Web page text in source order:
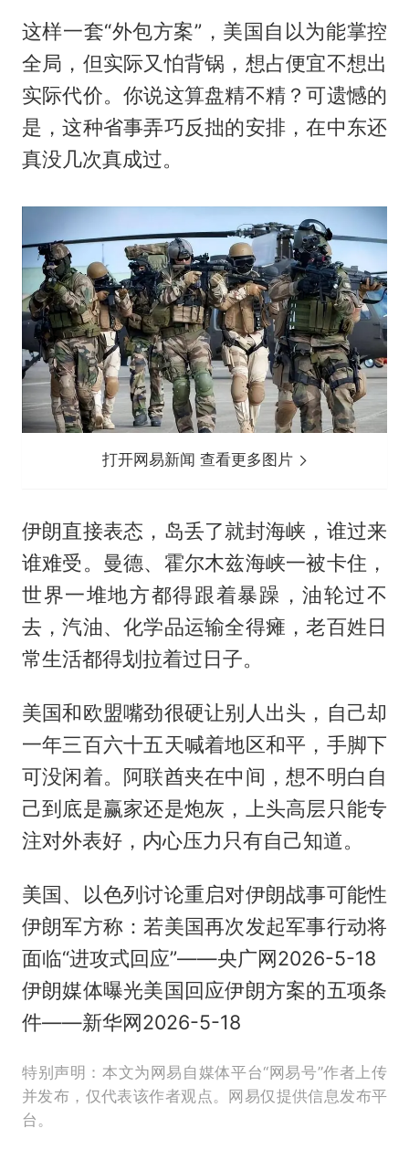
这样一套“外包方案”，美国自以为能掌控
全局，但实际又怕背锅，想占便宜不想出
实际代价。你说这算盘精不精？可遗憾的
是，这种省事弄巧反拙的安排，在中东还
真没几次真成过。
打开网易新闻 查看更多图片
伊朗直接表态，岛丢了就封海峡，谁过来
谁难受。曼德、霍尔木兹海峡一被卡住，
世界一堆地方都得跟着暴躁，油轮过不
去，汽油、化学品运输全得瘫，老百姓日
常生活都得划拉着过日子。
美国和欧盟嘴劲很硬让别人出头，自己却
一年三百六十五天喊着地区和平，手脚下
可没闲着。阿联酋夹在中间，想不明白自
己到底是赢家还是炮灰，上头高层只能专
注对外表好，内心压力只有自己知道。
美国、以色列讨论重启对伊朗战事可能性
伊朗军方称：若美国再次发起军事行动将
面临“进攻式回应”——央广网2026-5-18
伊朗媒体曝光美国回应伊朗方案的五项条
件——新华网2026-5-18
特别声明：本文为网易自媒体平台“网易号”作者上传
并发布，仅代表该作者观点。网易仅提供信息发布平
台。